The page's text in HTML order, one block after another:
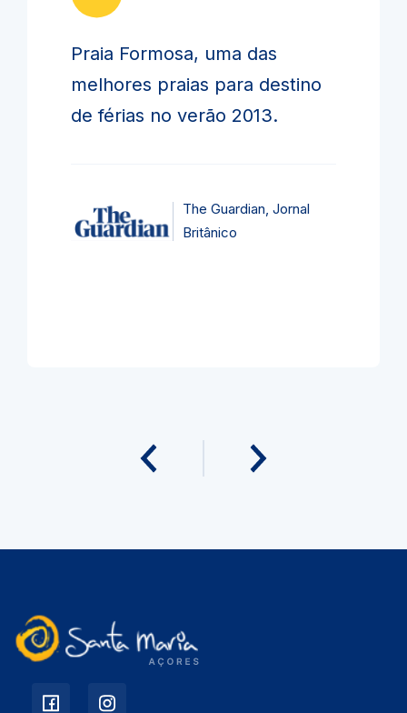
Praia Formosa, uma das
melhores praias para destino
de férias no verão 2013.
The Guardian, Jornal
Britânico